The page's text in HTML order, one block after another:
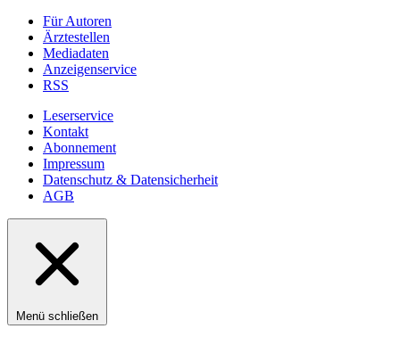
Für Autoren
Ärztestellen
Mediadaten
Anzeigenservice
RSS
Leserservice
Kontakt
Abonnement
Impressum
Datenschutz & Datensicherheit
AGB
Menü schließen